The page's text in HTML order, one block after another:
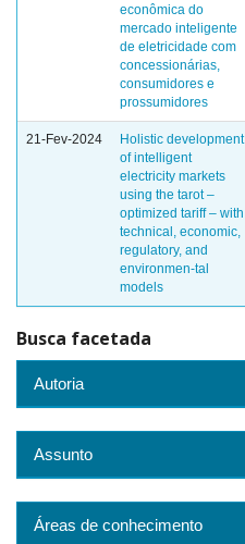
econômica do
mercado inteligente
de eletricidade com
concessionárias,
consumidores e
prossumidores
21-Fev-2024
Holistic development
of intelligent
electricity markets
using the tarot –
optimized tariff – with
technical, economic,
regulatory, and
environmen-tal
models
Busca facetada
Autoria
Assunto
Áreas de conhecimento